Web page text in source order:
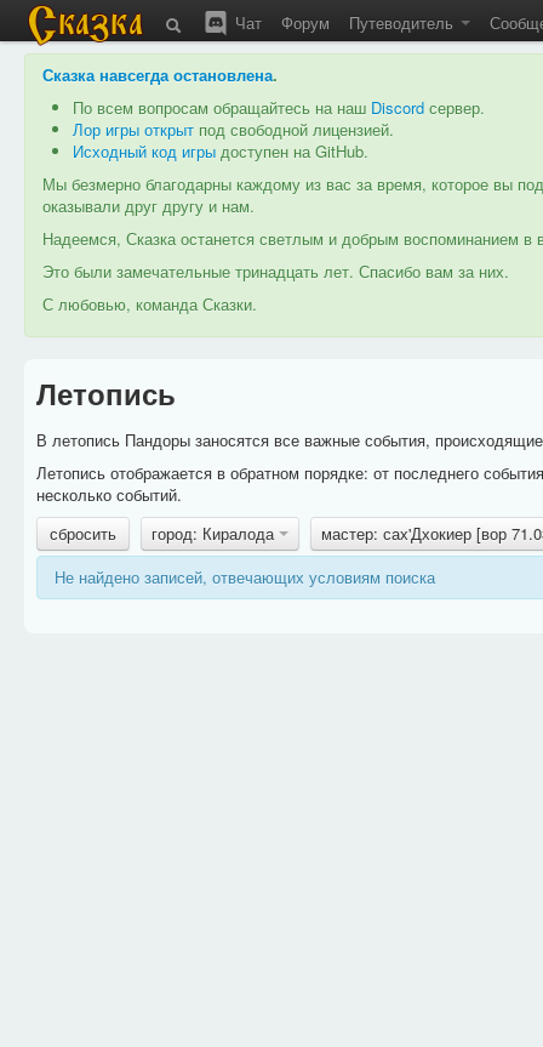
Чат Форум Путеводитель
Сказка навсегда остановлена.
По всем вопросам обращайтесь на наш Discord сервер.
Лор игры открыт под свободной лицензией.
Исходный код игры доступен на GitHub.
Мы безмерно благодарны каждому из вас за время, которое вы
оказывали друг другу и нам.
Надеемся, Сказка останется светлым и добрым воспоминанием
Это были замечательные тринадцать лет. Спасибо вам за них.
С любовью, команда Сказки.
Летопись
В летопись Пандоры заносятся все важные события,
Летопись отображается в обратном порядке: от последнего
несколько событий.
сбросить
город: Киралода
мастер: сах'Дхокиер [вор
Не найдено записей, отвечающих условиям поиска